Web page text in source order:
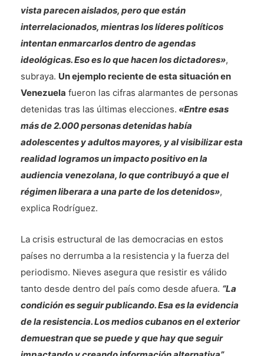
vista parecen aislados, pero que están
interrelacionados, mientras los líderes políticos
intentan enmarcarlos dentro de agendas
ideológicas. Eso es lo que hacen los dictadores»,
subraya. Un ejemplo reciente de esta situación en
Venezuela fueron las cifras alarmantes de personas
detenidas tras las últimas elecciones. «Entre esas
más de 2.000 personas detenidas había
adolescentes y adultos mayores, y al visibilizar esta
realidad logramos un impacto positivo en la
audiencia venezolana, lo que contribuyó a que el
régimen liberara a una parte de los detenidos»,
explica Rodríguez.
La crisis estructural de las democracias en estos
países no derrumba a la resistencia y la fuerza del
periodismo. Nieves asegura que resistir es válido
tanto desde dentro del país como desde afuera. “La
condición es seguir publicando. Esa es la evidencia
de la resistencia. Los medios cubanos en el exterior
demuestran que se puede y que hay que seguir